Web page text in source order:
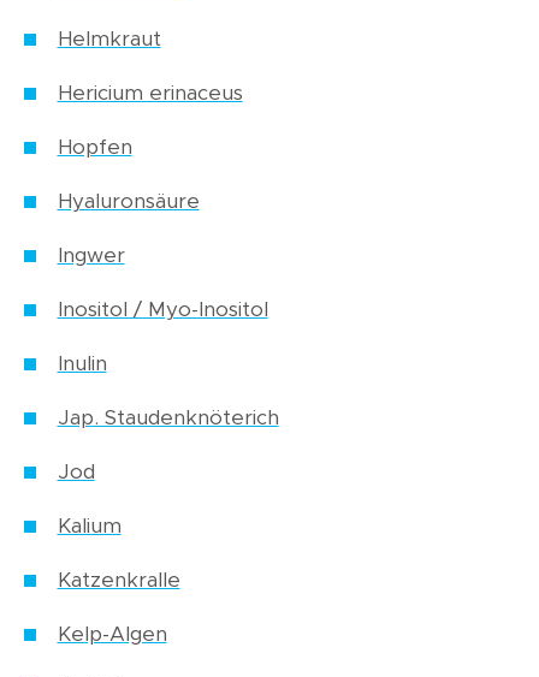
Helmkraut
Hericium erinaceus
Hopfen
Hyaluronsäure
Ingwer
Inositol / Myo-Inositol
Inulin
Jap. Staudenknöterich
Jod
Kalium
Katzenkralle
Kelp-Algen